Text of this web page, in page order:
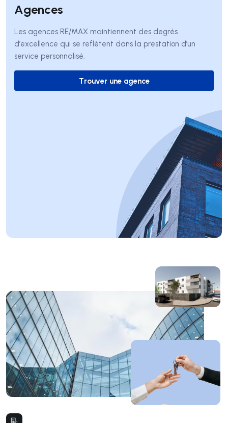
Agences
Les agences RE/MAX maintiennent des degrés
d’excellence qui se reflètent dans la prestation d’un
service personnalisé.
Trouver une agence